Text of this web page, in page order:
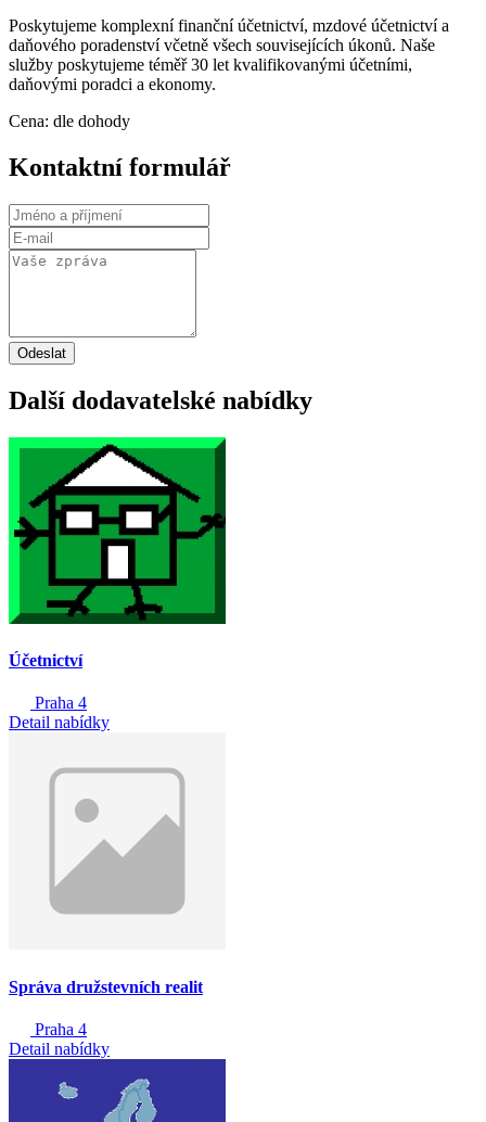
Poskytujeme komplexní finanční účetnictví, mzdové účetnictví a
daňového poradenství včetně všech souvisejících úkonů. Naše
služby poskytujeme téměř 30 let kvalifikovanými účetními,
daňovými poradci a ekonomy.
Cena: dle dohody
Kontaktní formulář
Odeslat
Další dodavatelské nabídky
Účetnictví
Praha 4
Detail nabídky
Správa družstevních realit
Praha 4
Detail nabídky